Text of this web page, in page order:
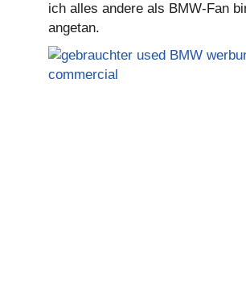
ich alles andere als BMW-Fan
angetan.